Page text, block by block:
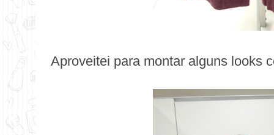
Aproveitei para montar alguns looks